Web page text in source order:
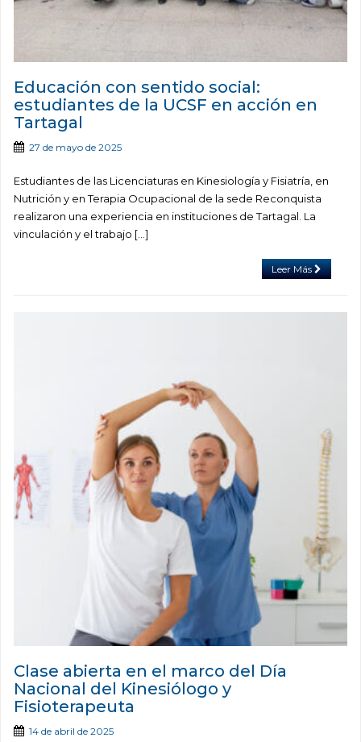
Educación con sentido social:
estudiantes de la UCSF en acción en
Tartagal
27 de mayo de 2025
Estudiantes de las Licenciaturas en Kinesiología y Fisiatría, en
Nutrición y en Terapia Ocupacional de la sede Reconquista
realizaron una experiencia en instituciones de Tartagal. La
vinculación y el trabajo […]
Leer Más
Clase abierta en el marco del Día
Nacional del Kinesiólogo y
Fisioterapeuta
14 de abril de 2025